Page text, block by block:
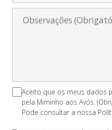
Aceito que os meus dados
pela Miminho aos Avós.
Pode consultar a nossa